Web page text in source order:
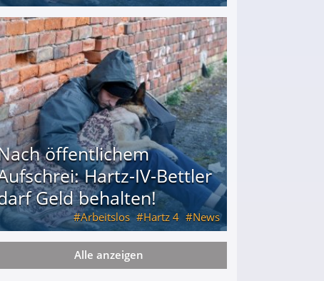
seine Hündin "Hanni"!
öffentlichem
Hartz-IV-Bettler
Geld behalten!
Arbeitslos Hartz 4 News
Geld behalten!
Alle anzeigen